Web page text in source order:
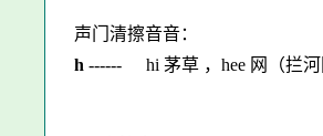
声门清擦音音：
h ------ hi 茅草 ，hee 网（拦